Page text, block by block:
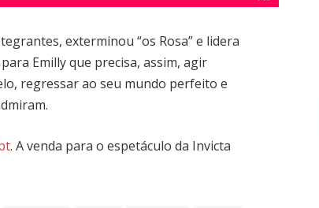
exterminou “os Rosa” e lidera
Emilly que precisa, assim, agir
regressar ao seu mundo perfeito e
. A venda para o espetáculo da Invicta